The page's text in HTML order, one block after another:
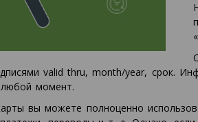
valid thru, month/year, срок.
момент.
вы можете полноценно